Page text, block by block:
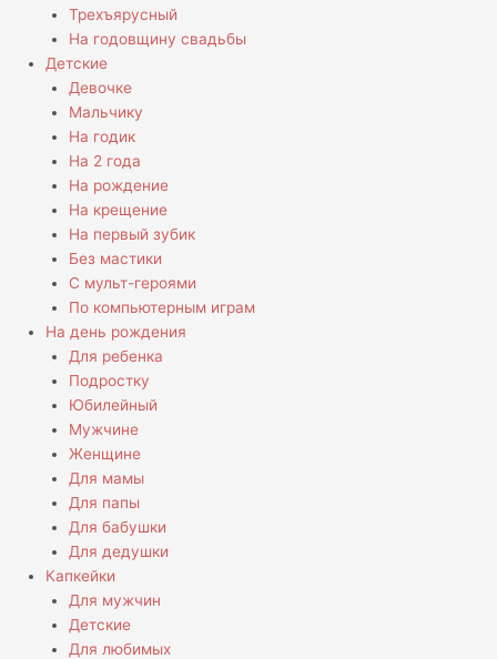
Трехъярусный
На годовщину свадьбы
Детские
Девочке
Мальчику
На годик
На 2 года
На рождение
На крещение
На первый зубик
Без мастики
С мульт-героями
По компьютерным играм
На день рождения
Для ребенка
Подростку
Юбилейный
Мужчине
Женщине
Для мамы
Для папы
Для бабушки
Для дедушки
Капкейки
Для мужчин
Детские
Для любимых